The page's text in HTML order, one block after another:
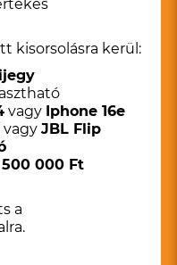
kisorsolásra kerül:
vagy Iphone 16e
vagy JBL Flip
500 000 Ft
a